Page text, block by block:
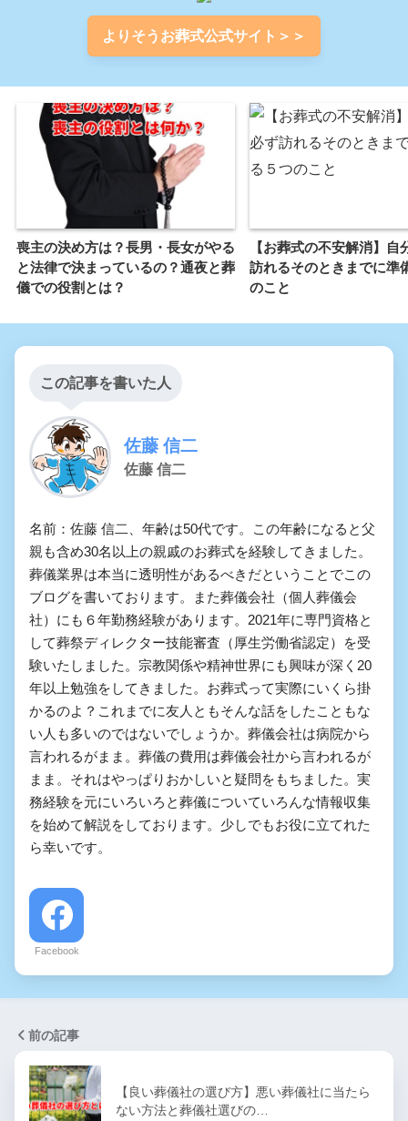
よりそうお葬式公式サイト＞＞
喪主の決め方は？長男・長女がやる
と法律で決まっているの？通夜と葬
儀での役割とは？
【お葬式の不安解消】自
訪れるそのときまでに準
のこと
この記事を書いた人
佐藤 信二
佐藤 信二
名前：佐藤 信二、年齢は50代です。この年齢になると父
親も含め30名以上の親戚のお葬式を経験してきました。
葬儀業界は本当に透明性があるべきだということでこの
ブログを書いております。また葬儀会社（個人葬儀会
社）にも６年勤務経験があります。2021年に専門資格と
して葬祭ディレクター技能審査（厚生労働省認定）を受
験いたしました。宗教関係や精神世界にも興味が深く20
年以上勉強をしてきました。お葬式って実際にいくら掛
かるのよ？これまでに友人ともそんな話をしたこともな
い人も多いのではないでしょうか。葬儀会社は病院から
言われるがまま。葬儀の費用は葬儀会社から言われるが
まま。それはやっぱりおかしいと疑問をもちました。実
務経験を元にいろいろと葬儀についていろんな情報収集
を始めて解説をしております。少しでもお役に立てれた
ら幸いです。
Facebook
前の記事
【良い葬儀社の選び方】悪い葬儀社に当たら
ない方法と葬儀社選びの…